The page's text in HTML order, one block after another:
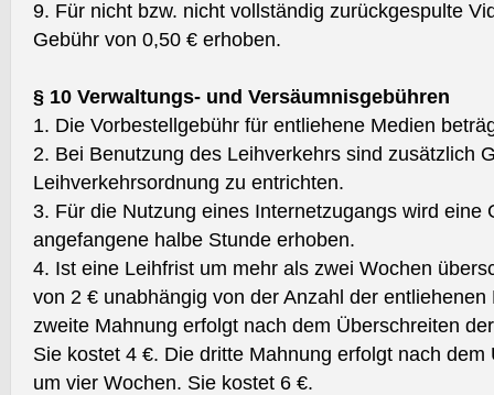
9. Für nicht bzw. nicht vollständig zurückgespulte
Gebühr von 0,50 € erhoben.
§ 10 Verwaltungs- und Versäumnisgebühren
1. Die Vorbestellgebühr für entliehene Medien
2. Bei Benutzung des Leihverkehrs sind zusätzlich
Leihverkehrsordnung zu entrichten.
3. Für die Nutzung eines Internetzugangs wird eine
angefangene halbe Stunde erhoben.
4. Ist eine Leihfrist um mehr als zwei Wochen
von 2 € unabhängig von der Anzahl der
zweite Mahnung erfolgt nach dem Überschreiten
Sie kostet 4 €. Die dritte Mahnung erfolgt nach
um vier Wochen. Sie kostet 6 €.